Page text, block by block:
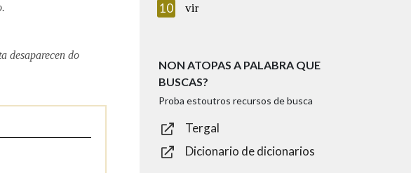
desaparecen do
10 vir
NON ATOPAS A PALABRA QUE
BUSCAS?
Proba estoutros recursos de busca
Tergal
Dicionario de dicionarios